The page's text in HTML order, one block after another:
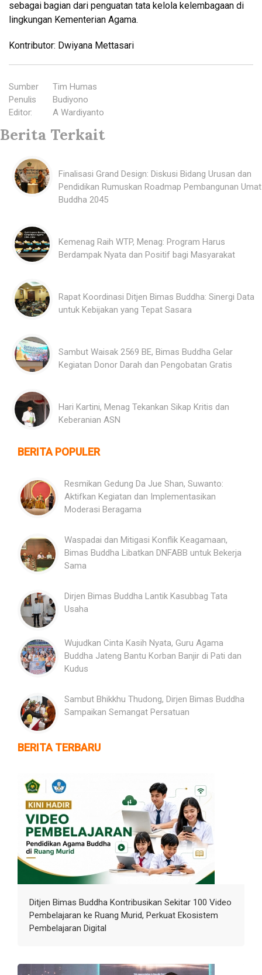
sebagai bagian dari penguatan tata kelola kelembagaan di
lingkungan Kementerian Agama.
Kontributor: Dwiyana Mettasari
Sumber
:
Tim Humas
Penulis
:
Budiyono
Editor: A Wardiyanto
Berita Terkait
Finalisasi Grand Design: Diskusi Bidang Urusan dan
Pendidikan Rumuskan Roadmap Pembangunan Umat
Buddha 2045
Kemenag Raih WTP, Menag: Program Harus
Berdampak Nyata dan Positif bagi Masyarakat
Rapat Koordinasi Ditjen Bimas Buddha: Sinergi Data
untuk Kebijakan yang Tepat Sasara
Sambut Waisak 2569 BE, Bimas Buddha Gelar
Kegiatan Donor Darah dan Pengobatan Gratis
Hari Kartini, Menag Tekankan Sikap Kritis dan
Keberanian ASN
BERITA POPULER
Resmikan Gedung Da Jue Shan, Suwanto:
Aktifkan Kegiatan dan Implementasikan
Moderasi Beragama
Waspadai dan Mitigasi Konflik Keagamaan,
Bimas Buddha Libatkan DNFABB untuk Bekerja
Sama
Dirjen Bimas Buddha Lantik Kasubbag Tata
Usaha
Wujudkan Cinta Kasih Nyata, Guru Agama
Buddha Jateng Bantu Korban Banjir di Pati dan
Kudus
Sambut Bhikkhu Thudong, Dirjen Bimas Buddha
Sampaikan Semangat Persatuan
BERITA TERBARU
Ditjen Bimas Buddha Kontribusikan Sekitar 100 Video
Pembelajaran ke Ruang Murid, Perkuat Ekosistem
Pembelajaran Digital